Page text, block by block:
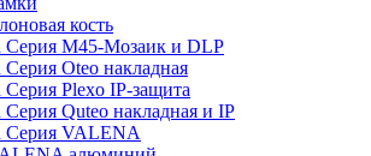
кость
Серия M45-Мозаик и DLP
Серия Oteo накладная
Серия Plexo IP-защита
Серия Quteo накладная и IP
Серия VALENA